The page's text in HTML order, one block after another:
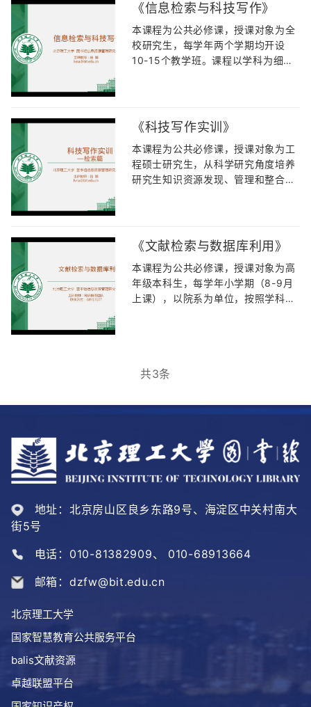
《信息检索与科技写作》
本课程为公共必修课，授课对象为全
校研究生，每学年两个学期均开设
10-15个教学班。课程以学科为细分
见科技文档的写作要求和基本的写作
要点，形成规范化科研文档的写作能
力，提升信息素养和数据素养。
《科技写作实训》
本课程为公共必修课，授课对象为工
程硕士研究生，从科学研究角度培养
研究生知识资源发现、管理和整合的
据素养。
《文献检索与数据库利用》
本课程为公共必修课，授课对象为高
年级本科生，每学年小学期（8-9月
上课），以院系为单位，按照学科方
共3条
地址：北京房山区良乡东路9号、海淀区中关村南大
街5号
电话：010-81382909、 010-68913664
邮箱：dzfw@bit.edu.cn
北京理工大学
国家智慧教育公共服务平台
balis文献资源
卓越联盟平台